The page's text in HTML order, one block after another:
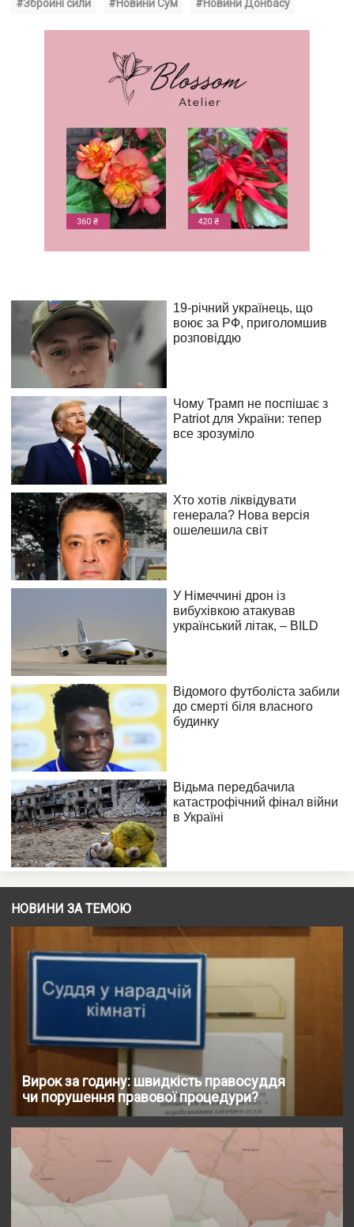
#Збройні сили #Новини Сум #Новини Донбасу
НОВИНИ ЗА ТЕМОЮ
Вирок за годину: швидкість правосуддя
чи порушення правової процедури?